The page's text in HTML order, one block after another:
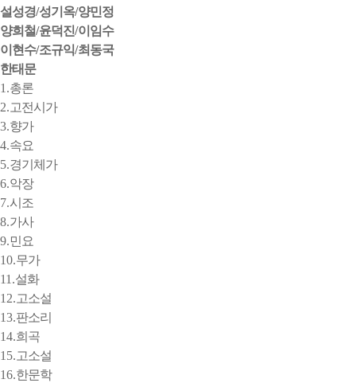
설성경/성기옥/양민정
양희철/윤덕진/이임수
이현수/조규익/최동국
한태문
1.총론
2.고전시가
3.향가
4.속요
5.경기체가
6.악장
7.시조
8.가사
9.민요
10.무가
11.설화
12.고소설
13.판소리
14.희곡
15.고소설
16.한문학